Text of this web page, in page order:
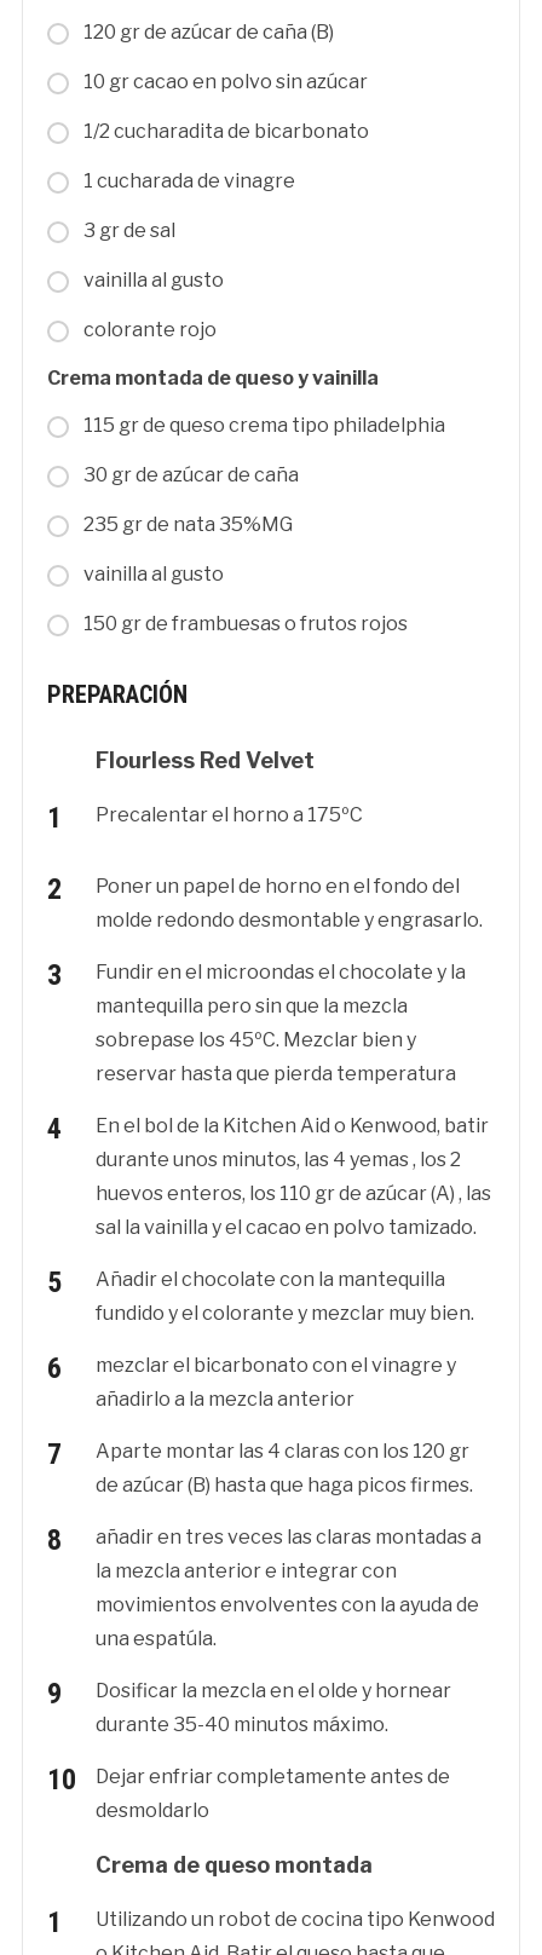
120 gr de azúcar de caña (B)
10 gr cacao en polvo sin azúcar
1/2 cucharadita de bicarbonato
1 cucharada de vinagre
3 gr de sal
vainilla al gusto
colorante rojo
Crema montada de queso y vainilla
115 gr de queso crema tipo philadelphia
30 gr de azúcar de caña
235 gr de nata 35%MG
vainilla al gusto
150 gr de frambuesas o frutos rojos
PREPARACIÓN
Flourless Red Velvet
Precalentar el horno a 175ºC
Poner un papel de horno en el fondo del
molde redondo desmontable y engrasarlo.
Fundir en el microondas el chocolate y la
mantequilla pero sin que la mezcla
sobrepase los 45ºC. Mezclar bien y
reservar hasta que pierda temperatura
En el bol de la Kitchen Aid o Kenwood, batir
durante unos minutos, las 4 yemas , los 2
huevos enteros, los 110 gr de azúcar (A) , las
sal la vainilla y el cacao en polvo tamizado.
Añadir el chocolate con la mantequilla
fundido y el colorante y mezclar muy bien.
mezclar el bicarbonato con el vinagre y
añadirlo a la mezcla anterior
Aparte montar las 4 claras con los 120 gr
de azúcar (B) hasta que haga picos firmes.
añadir en tres veces las claras montadas a
la mezcla anterior e integrar con
movimientos envolventes con la ayuda de
una espatúla.
Dosificar la mezcla en el olde y hornear
durante 35-40 minutos máximo.
Dejar enfriar completamente antes de
desmoldarlo
Crema de queso montada
Utilizando un robot de cocina tipo Kenwood